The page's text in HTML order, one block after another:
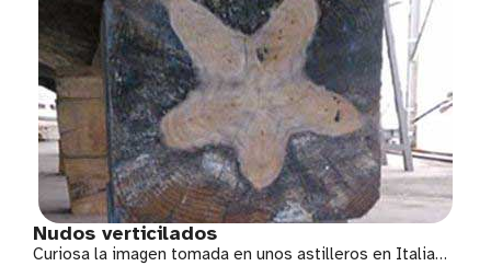
Nudos verticilados
Curiosa la imagen tomada en unos astilleros en Italia…